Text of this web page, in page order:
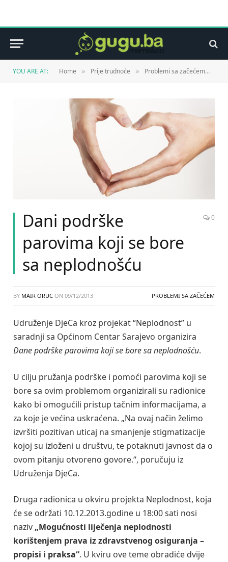
YOU ARE AT: Home » Prije trudnoće » Problemi sa začećem
Dani podrške
parovima koji se bore
sa neplodnošću
0
BY MAIR ORUC ON 09/12/2013 PROBLEMI SA ZAČEĆEM
Udruženje DjeCa kroz projekat “Neplodnost” u
saradnji sa Općinom Centar Sarajevo organizira
Dane podrške parovima koji se bore sa neplodnošću.
U cilju pružanja podrške i pomoći parovima koji se
bore sa ovim problemom organizirali su radionice
kako bi omogućili pristup tačnim informacijama, a
za koje je većina uskraćena. „Na ovaj način želimo
izvršiti pozitivan uticaj na smanjenje stigmatizacije
kojoj su izloženi u društvu, te potaknuti javnost da o
ovom pitanju otvoreno govore.“, poručuju iz
Udruženja DjeCa.
Druga radionica u okviru projekta Neplodnost, koja
će se održati 10.12.2013.godine u 18:00 sati nosi
naziv „Mogućnosti liječenja neplodnosti
korištenjem prava iz zdravstvenog osiguranja –
propisi i praksa“. U kviru ove teme obradiće dvije